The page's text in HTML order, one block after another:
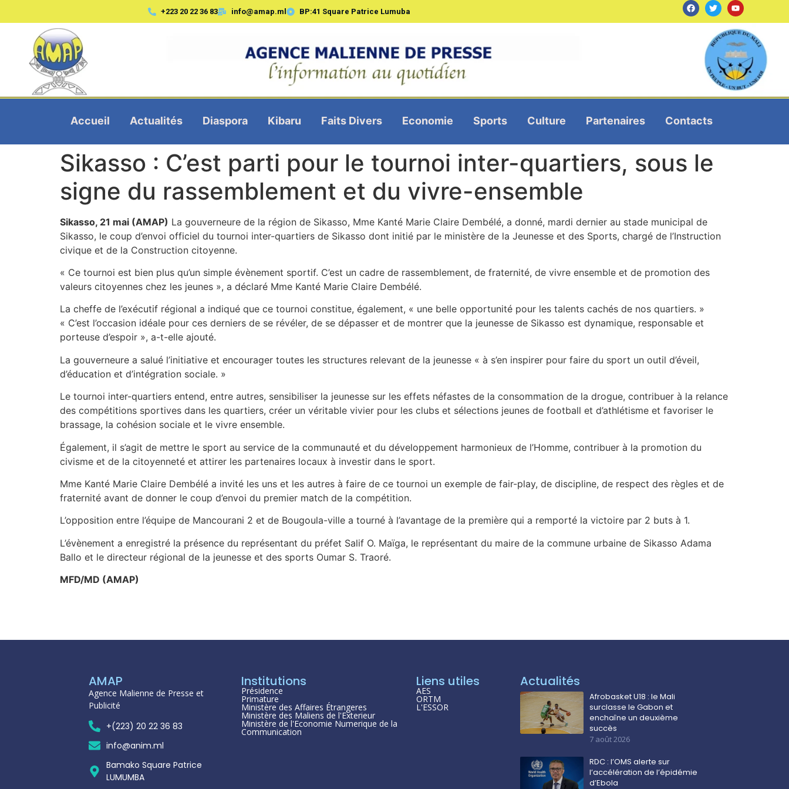
+223 20 22 36 83 info@amap.ml BP:41 Square Patrice Lumuba
Accueil Actualités Diaspora Kibaru Faits Divers Economie Sports Culture Partenaires Contacts
Sikasso : C’est parti pour le tournoi inter-quartiers, sous le
signe du rassemblement et du vivre-ensemble
Sikasso, 21 mai (AMAP) La gouverneure de la région de Sikasso, Mme Kanté Marie Claire Dembélé, a donné, mardi dernier au stade municipal de
Sikasso, le coup d’envoi officiel du tournoi inter-quartiers de Sikasso dont initié par le ministère de la Jeunesse et des Sports, chargé de l’Instruction
civique et de la Construction citoyenne.
« Ce tournoi est bien plus qu’un simple évènement sportif. C’est un cadre de rassemblement, de fraternité, de vivre ensemble et de promotion des
valeurs citoyennes chez les jeunes », a déclaré Mme Kanté Marie Claire Dembélé.
La cheffe de l’exécutif régional a indiqué que ce tournoi constitue, également, « une belle opportunité pour les talents cachés de nos quartiers. »
« C’est l’occasion idéale pour ces derniers de se révéler, de se dépasser et de montrer que la jeunesse de Sikasso est dynamique, responsable et
porteuse d’espoir », a-t-elle ajouté.
La gouverneure a salué l’initiative et encourager toutes les structures relevant de la jeunesse « à s’en inspirer pour faire du sport un outil d’éveil,
d’éducation et d’intégration sociale. »
Le tournoi inter-quartiers entend, entre autres, sensibiliser la jeunesse sur les effets néfastes de la consommation de la drogue, contribuer à la relance
des compétitions sportives dans les quartiers, créer un véritable vivier pour les clubs et sélections jeunes de football et d’athlétisme et favoriser le
brassage, la cohésion sociale et le vivre ensemble.
Également, il s’agit de mettre le sport au service de la communauté et du développement harmonieux de l’Homme, contribuer à la promotion du
civisme et de la citoyenneté et attirer les partenaires locaux à investir dans le sport.
Mme Kanté Marie Claire Dembélé a invité les uns et les autres à faire de ce tournoi un exemple de fair-play, de discipline, de respect des règles et de
fraternité avant de donner le coup d’envoi du premier match de la compétition.
L’opposition entre l’équipe de Mancourani 2 et de Bougoula-ville a tourné à l’avantage de la première qui a remporté la victoire par 2 buts à 1.
L’évènement a enregistré la présence du représentant du préfet Salif O. Maïga, le représentant du maire de la commune urbaine de Sikasso Adama
Ballo et le directeur régional de la jeunesse et des sports Oumar S. Traoré.
MFD/MD (AMAP)
AMAP
Agence Malienne de Presse et
Publicité
+(223) 20 22 36 83
info@anim.ml
Bamako Square Patrice
LUMUMBA
Institutions
Présidence
Primature
Ministère des Affaires Étrangeres
Ministère des Maliens de l'Exterieur
Ministère de l'Economie Numerique de la
Communication
Liens utiles
AES
ORTM
L'ESSOR
Actualités
Afrobasket U18 : le Mali
surclasse le Gabon et
enchaîne un deuxième
succès
7 août 2026
RDC : l’OMS alerte sur
l’accélération de l’épidémie
d’Ebola